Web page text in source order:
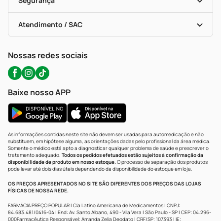
Troca E Devolução
Bulas De A A Z
Políticas De Marketplace
Testes Rápidos
Autoteste Covid-19
Certificado De Segurança
Portal Da Privacidade
Atendimento / SAC
WhatsApp (47) 9202-1687
Nossas redes sociais
Baixe nosso APP
As informações contidas neste site não devem ser usadas para automedicação e não
substituem, em hipótese alguma, as orientações dadas pelo profissional da área médica.
Somente o médico está apto a diagnosticar qualquer problema de saúde e prescrever o
tratamento adequado. Todos os pedidos efetuados estão sujeitos à confirmação da
disponibilidade de produto em nosso estoque.O processo de separação dos produtos
pode levar até dois dias úteis dependendo da disponibilidade do estoque em loja.
OS PREÇOS APRESENTADOS NO SITE SÃO DIFERENTES DOS PREÇOS DAS LOJAS
FÍSICAS DE NOSSA REDE.
FARMÁCIA PREÇO POPULAR | Cia Latino Americana de Medicamentos | CNPJ:
84.683.481/0416-04 | End: Av. Santo Albano, 490 - Vila Vera | São Paulo - SP | CEP: 04.296-
000Farmacêutica Responsável: Amanda Zelia Deodato | CRF/SP: 107393 | IE: